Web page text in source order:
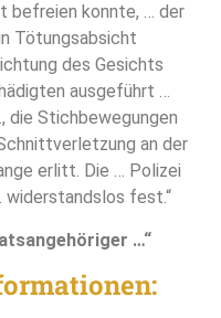
befreien konnte, … der
Tötungsabsicht
des Gesichts
ausgeführt …
die Stichbewegungen
an der
erlitt. Die … Polizei
widerstandslos fest.“
…“